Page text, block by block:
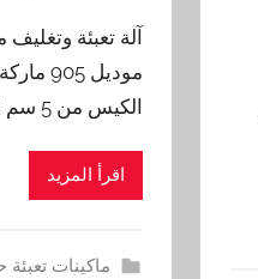
آلة تعبئة
موديل
الكيس من 5 سم الي 20 سم وعرض من
اقرأ المزيد
ماكينات